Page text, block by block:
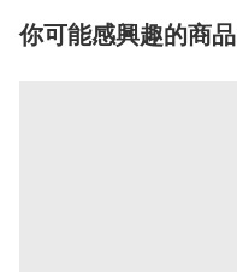
你可能感興趣的商品